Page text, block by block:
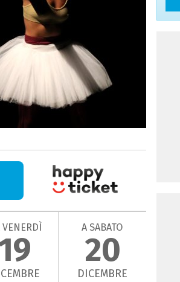
VENERDÌ A SABATO
20
DICEMBRE